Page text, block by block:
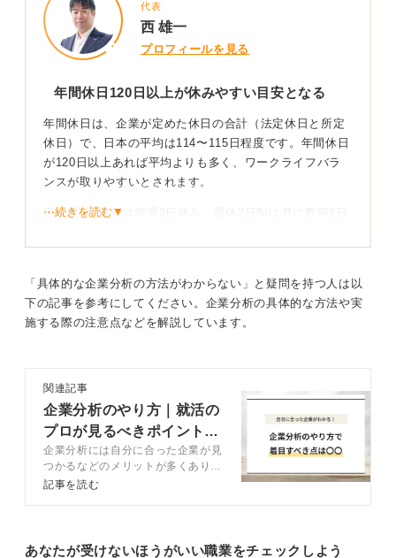
代表
西 雄一
プロフィールを見る
年間休日120日以上が休みやすい目安となる
年間休日は、企業が定めた休日の合計（法定休日と所定
休日）で、日本の平均は114〜115日程度です。年間休日
が120日以上あれば平均よりも多く、ワークライフバラ
ンスが取りやすいとされます。
完全週休2日制は毎週2日休み、週休2日制は月に数回2日
休日の日数だけでなく、祝日の休みや長期休暇の有無、
プライベートの時間を確保したい場合は、年間休日が
120日以上を目安にしましょう。
0
⋯続きを読む▼
「具体的な企業分析の方法がわからない」と疑問を持つ人は以
下の記事を参考にしてください。企業分析の具体的な方法や実
施する際の注意点などを解説しています。
関連記事
企業分析のやり方｜就活の
プロが見るべきポイントや
注意点を解説
企業分析には自分に合った企業が見
つかるなどのメリットが多くありま
す。また集めた企業情報をうまく活
率化のコツまでキャリアコンサルタ
記事を読む
あなたが受けないほうがいい職業をチェックしよう